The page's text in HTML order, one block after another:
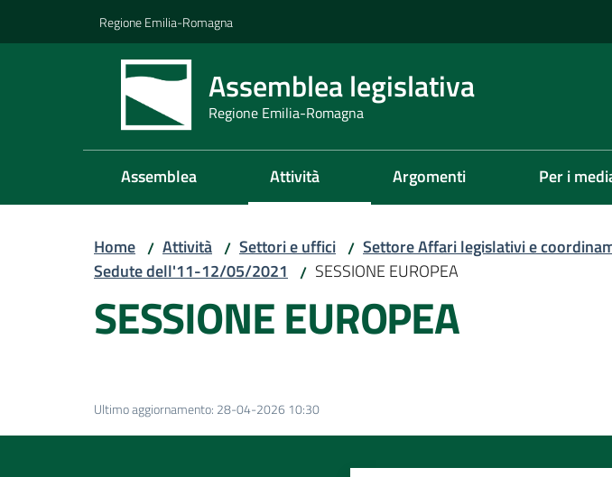
Regione Emilia-Romagna
Assemblea legislativa
Regione Emilia-Romagna
Assemblea Attività Argomenti Per i
Home / Attività / Settori e uffici / Settore Affari legislativi e
Sedute dell'11-12/05/2021 / SESSIONE EUROPEA
SESSIONE EUROPEA
Ultimo aggiornamento: 28-04-2026 10:30